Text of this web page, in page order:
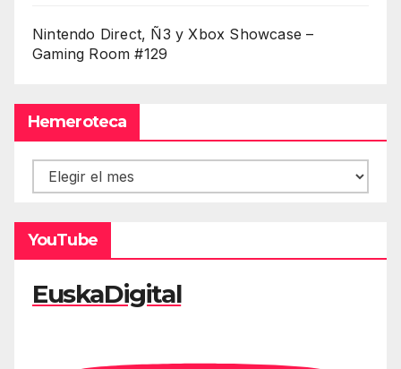
Nintendo Direct, Ñ3 y Xbox Showcase –
Gaming Room #129
Hemeroteca
Hemeroteca
YouTube
EuskaDigital